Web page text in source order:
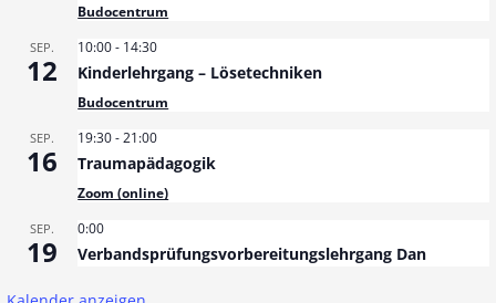
Budocentrum
SEP.
12
10:00- 14:30
Kinderlehrgang – Lösetechniken
Budocentrum
SEP.
16
19:30-21:00
Traumapädagogik
Zoom (online)
SEP.
19
0:00
Verbandsprüfungsvorbereitungslehrgang Dan